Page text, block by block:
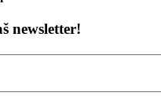
newsletter!